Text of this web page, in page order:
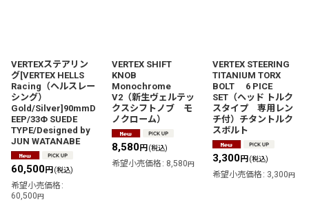
VERTEXステアリン
グ[VERTEX HELLS
Racing（ヘルスレー
シング）
Gold/Silver]90mmD
EEP/33Φ SUEDE
TYPE/Designed by
JUN WATANABE
60,500円 (税込)
希望小売価格 :
60,500円
VERTEX SHIFT
KNOB
Monochrome
V2（新生ヴェルテッ
クスシフトノブ モ
ノクローム）
8,580円 (税込)
希望小売価格 : 8,580円
VERTEX STEERING
TITANIUM TORX
BOLT 6 PICE
SET（ヘッド トルク
スタイプ 専用レン
チ付）チタントルク
スボルト
3,300円 (税込)
希望小売価格 : 3,300円